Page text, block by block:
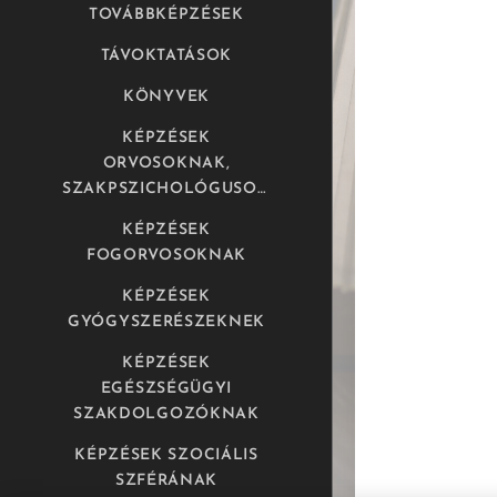
TOVÁBBKÉPZÉSEK
TÁVOKTATÁSOK
KÖNYVEK
KÉPZÉSEK
ORVOSOKNAK,
SZAKPSZICHOLÓGUSOKNAK
KÉPZÉSEK
FOGORVOSOKNAK
KÉPZÉSEK
GYÓGYSZERÉSZEKNEK
KÉPZÉSEK
EGÉSZSÉGÜGYI
SZAKDOLGOZÓKNAK
KÉPZÉSEK SZOCIÁLIS
SZFÉRÁNAK